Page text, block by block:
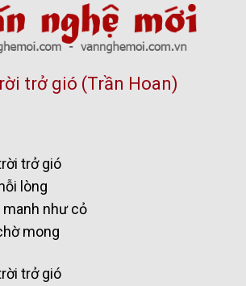
trở gió (Trần Hoan)
trở gió
lòng
như cỏ
mong
trở gió